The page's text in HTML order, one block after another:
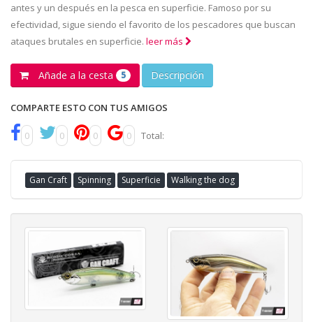
antes y un después en la pesca en superficie. Famoso por su
efectividad, sigue siendo el favorito de los pescadores que buscan
ataques brutales en superficie. leer más
Añade a la cesta 5 Descripción
COMPARTE ESTO CON TUS AMIGOS
0 0 0 0 Total:
Gan Craft Spinning Superficie Walking the dog